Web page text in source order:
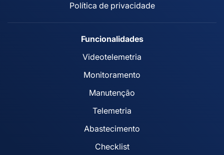
Política de privacidade
Funcionalidades
Videotelemetria
Monitoramento
Manutenção
Telemetria
Abastecimento
Checklist